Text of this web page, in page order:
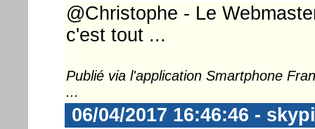
@Christophe - Le
c'est tout ...
Publié via l'application Smartphone
...
06/04/2017 16:46:46 -